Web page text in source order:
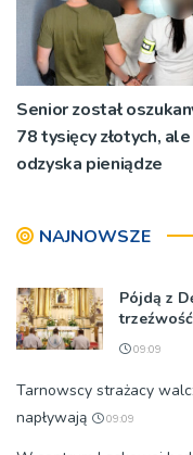
Senior został
78 tysięcy złotych, ale
odzyska pieniądze
NAJNOWSZE
Pójdą z
trzeźwość
09:09
Tarnowscy strażacy
napływają
09:09